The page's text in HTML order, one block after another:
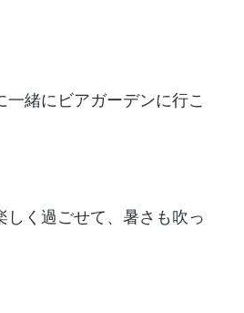
一緒にビアガーデンに行こ
しく過ごせて、暑さも吹っ